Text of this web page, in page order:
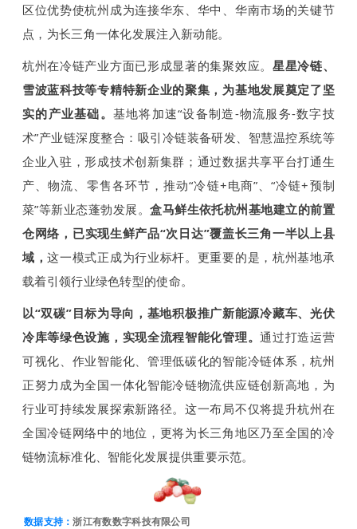
区位优势使杭州成为连接华东、华中、华南市场的关键节
点，为长三角一体化发展注入新动能。
杭州在冷链产业方面已形成显著的集聚效应。 星星冷链、
雪波蓝科技等专精特新企业的聚集，为基地发展奠定了坚
实的产业基础。 基地将加速“设备制造-物流服务-数字技
术”产业链深度整合：吸引冷链装备研发、智慧温控系统等
企业入驻，形成技术创新集群；通过数据共享平台打通生
产、物流、零售各环节，推动“冷链+电商”、“冷链+预制
菜”等新业态蓬勃发展。盒马鲜生依托杭州基地建立的前置
仓网络，已实现生鲜产品“次日达”覆盖长三角一半以上县
域，这一模式正成为行业标杆。更重要的是，杭州基地承
载着引领行业绿色转型的使命。
以“双碳”目标为导向，基地积极推广新能源冷藏车、光伏
冷库等绿色设施，实现全流程智能化管理。通过打造运营
可视化、作业智能化、管理低碳化的智能冷链体系，杭州
正努力成为全国一体化智能冷链物流供应链创新高地，为
行业可持续发展探索新路径。这一布局不仅将提升杭州在
全国冷链网络中的地位，更将为长三角地区乃至全国的冷
链物流标准化、智能化发展提供重要示范。
数据支持：浙江有数数字科技有限公司